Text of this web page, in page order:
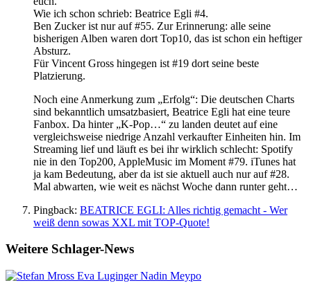
Wie ich schon schrieb: Beatrice Egli #4.
Ben Zucker ist nur auf #55. Zur Erinnerung: alle seine
bisherigen Alben waren dort Top10, das ist schon ein heftiger
Absturz.
Für Vincent Gross hingegen ist #19 dort seine beste
Platzierung.
Noch eine Anmerkung zum „Erfolg“: Die deutschen Charts
sind bekanntlich umsatzbasiert, Beatrice Egli hat eine teure
Fanbox. Da hinter „K-Pop…“ zu landen deutet auf eine
vergleichsweise niedrige Anzahl verkaufter Einheiten hin. Im
Streaming lief und läuft es bei ihr wirklich schlecht: Spotify
nie in den Top200, AppleMusic im Moment #79. iTunes hat
ja kam Bedeutung, aber da ist sie aktuell auch nur auf #28.
Mal abwarten, wie weit es nächst Woche dann runter geht…
Pingback: BEATRICE EGLI: Alles richtig gemacht - Wer
weiß denn sowas XXL mit TOP-Quote!
Weitere Schlager-News